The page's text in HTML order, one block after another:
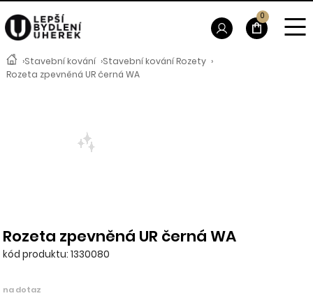
›Stavební kování ›Stavební kování Rozety ›
Rozeta zpevněná UR černá WA
Rozeta zpevněná UR černá WA
kód produktu: 1330080
na dotaz
0